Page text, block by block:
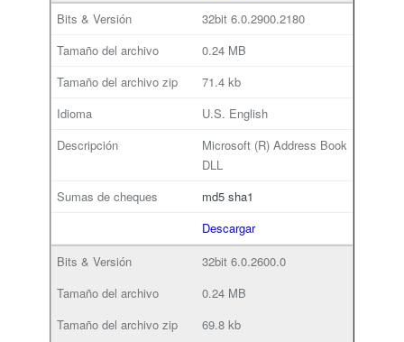
32bit 6.0.2900.2180
0.24 MB
71.4 kb
U.S. English
Microsoft (R) Address Book
DLL
md5 sha1
Descargar
32bit 6.0.2600.0
0.24 MB
69.8 kb